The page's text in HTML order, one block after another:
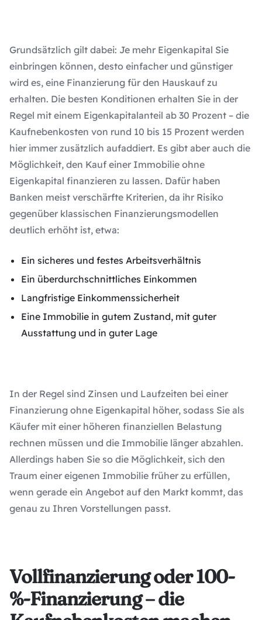
Grundsätzlich gilt dabei: Je mehr Eigenkapital Sie
einbringen können, desto einfacher und günstiger
wird es, eine Finanzierung für den Hauskauf zu
erhalten. Die besten Konditionen erhalten Sie in der
Regel mit einem Eigenkapitalanteil ab 30 Prozent – die
Kaufnebenkosten von rund 10 bis 15 Prozent werden
hier immer zusätzlich aufaddiert. Es gibt aber auch die
Möglichkeit, den Kauf einer Immobilie ohne
Eigenkapital finanzieren zu lassen. Dafür haben
Banken meist verschärfte Kriterien, da ihr Risiko
gegenüber klassischen Finanzierungsmodellen
deutlich erhöht ist, etwa:
Ein sicheres und festes Arbeitsverhältnis
Ein überdurchschnittliches Einkommen
Langfristige Einkommenssicherheit
Eine Immobilie in gutem Zustand, mit guter
Ausstattung und in guter Lage
In der Regel sind Zinsen und Laufzeiten bei einer
Finanzierung ohne Eigenkapital höher, sodass Sie als
Käufer mit einer höheren finanziellen Belastung
rechnen müssen und die Immobilie länger abzahlen.
Allerdings haben Sie so die Möglichkeit, sich den
Traum einer eigenen Immobilie früher zu erfüllen,
wenn gerade ein Angebot auf den Markt kommt, das
genau zu Ihren Vorstellungen passt.
Vollfinanzierung oder 100-
%-Finanzierung – die